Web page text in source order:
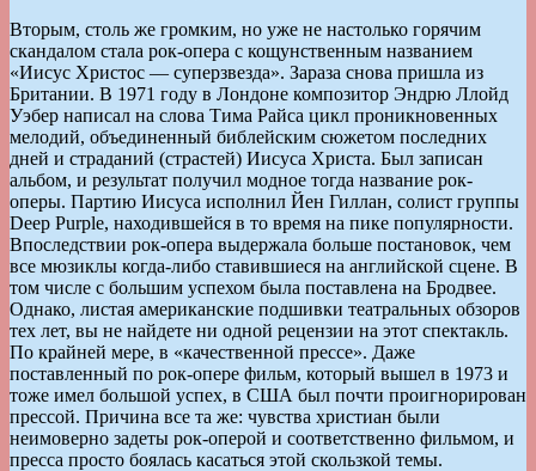
Вторым, столь же громким, но уже не настолько горячим
скандалом стала рок-опера с кощунственным названием
«Иисус Христос — суперзвезда». Зараза снова пришла из
Британии. В 1971 году в Лондоне композитор Эндрю Ллойд
Уэбер написал на слова Тима Райса цикл проникновенных
мелодий, объединенный библейским сюжетом последних
дней и страданий (страстей) Иисуса Христа. Был записан
альбом, и результат получил модное тогда название рок-
оперы. Партию Иисуса исполнил Йен Гиллан, солист группы
Deep Purple, находившейся в то время на пике популярности.
Впоследствии рок-опера выдержала больше постановок, чем
все мюзиклы когда-либо ставившиеся на английской сцене. В
том числе с большим успехом была поставлена на Бродвее.
Однако, листая американские подшивки театральных обзоров
тех лет, вы не найдете ни одной рецензии на этот спектакль.
По крайней мере, в «качественной прессе». Даже
поставленный по рок-опере фильм, который вышел в 1973 и
тоже имел большой успех, в США был почти проигнорирован
прессой. Причина все та же: чувства христиан были
неимоверно задеты рок-оперой и соответственно фильмом, и
пресса просто боялась касаться этой скользкой темы.